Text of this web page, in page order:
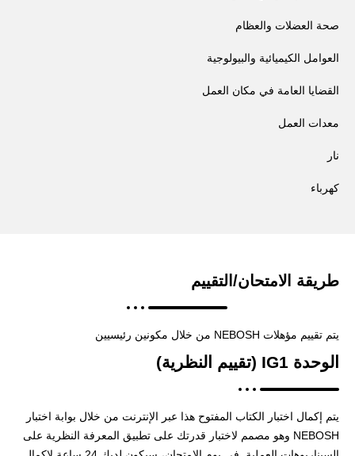
صحة العضلات والعظام
العوامل الكيميائية والبيولوجية
القضايا العامة في مكان العمل
معدات العمل
نار
كهرباء
طريقة الامتحان/التقييم
يتم تقييم مؤهلات NEBOSH من خلال مكونين رئيسيين
الوحدة IG1 (تقييم النظرية)
يتم إكمال اختبار الكتاب المفتوح هذا عبر الإنترنت من خلال بوابة اختبار
NEBOSH وهو مصمم لاختبار قدرتك على تطبيق المعرفة النظرية على